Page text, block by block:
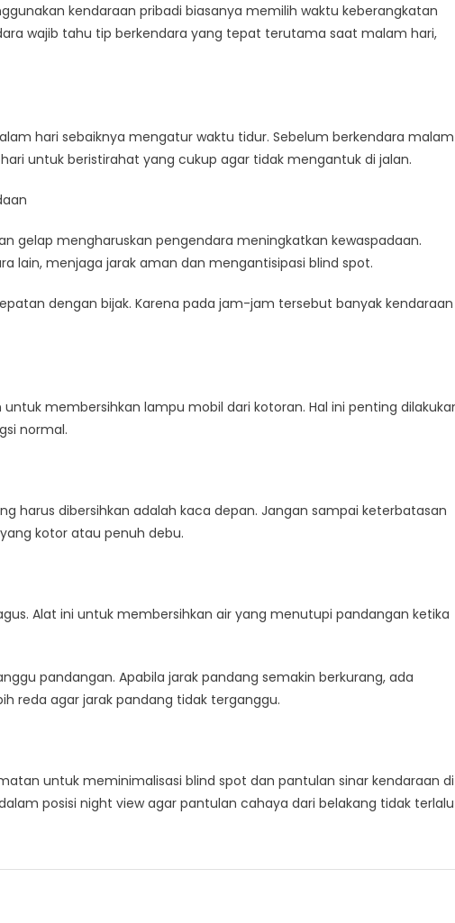
kendaraan pribadi biasanya memilih waktu keberangkatan
wajib tahu tip berkendara yang tepat terutama saat malam hari,
hari sebaiknya mengatur waktu tidur. Sebelum berkendara malam
untuk beristirahat yang cukup agar tidak mengantuk di jalan.
gelap mengharuskan pengendara meningkatkan kewaspadaan.
lain, menjaga jarak aman dan mengantisipasi blind spot.
dengan bijak. Karena pada jam-jam tersebut banyak kendaraan
membersihkan lampu mobil dari kotoran. Hal ini penting
normal.
harus dibersihkan adalah kaca depan. Jangan sampai keterbatasan
kotor atau penuh debu.
Alat ini untuk membersihkan air yang menutupi pandangan ketika
pandangan. Apabila jarak pandang semakin berkurang, ada
reda agar jarak pandang tidak terganggu.
untuk meminimalisasi blind spot dan pantulan sinar kendaraan di
posisi night view agar pantulan cahaya dari belakang tidak terlalu